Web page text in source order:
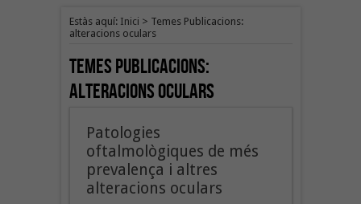
Estàs aquí: Inici > Temes Publicacions:
alteracions oculars
Temes Publicacions:
alteracions oculars
Patologies
oftalmològiques de més
prevalença i altres
alteracions oculars